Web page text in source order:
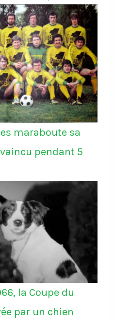
maraboute sa
pendant 5
la Coupe du
par un chien